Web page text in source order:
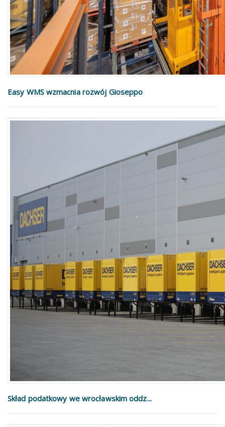
Easy WMS wzmacnia rozwój Gioseppo
Skład podatkowy we wrocławskim oddz...